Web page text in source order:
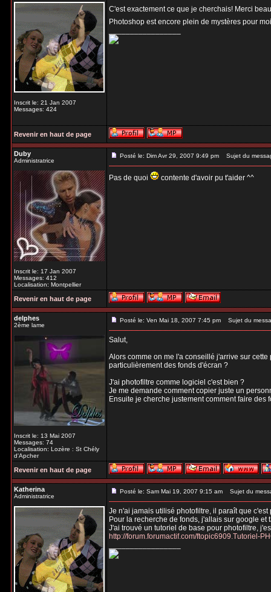
Inscrit le: 21 Jan 2007
Messages: 424
C'est exactement ce que je cherchais! Merci
Photoshop est encore plein de mystères pour
_________________
Revenir en haut de page
Duby
Administratrice
Inscrit le: 17 Jan 2007
Messages: 412
Localisation: Montpellier
Posté le: Dim Avr 29, 2007 9:49 pm Sujet du
Pas de quoi contente d'avoir pu t'aider ^^
Revenir en haut de page
delphes
2ème lame
Inscrit le: 13 Mai 2007
Messages: 74
Localisation: Lozère : St Chély
d'Apcher
Posté le: Ven Mai 18, 2007 7:45 pm Sujet du
Salut,
Alors comme on me l'a conseillé j'arrive sur
particulièrement des fonds d'écran ?
J'ai photofiltre comme logiciel c'est bien ?
Je me demande comment copier juste un
Ensuite je cherche justement comment faire des
Revenir en haut de page
Katherina
Administratrice
Posté le: Sam Mai 19, 2007 9:15 am Sujet du
Je n'ai jamais utilisé photofiltre, il paraît que
Pour la recherche de fonds, j'allais sur google
J'ai trouvé un tutoriel de base pour photofiltre,
http://forum.forumactif.com/ftopic6909.Tutoriel-
_________________